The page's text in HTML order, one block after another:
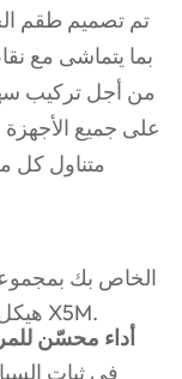
تم تصميم طقم
على جميع الأجهزة
متناول كل
هيكل تعكس المظهر الرياضي الجريء لطراز X5M.
أداء محسّن
في ثبات